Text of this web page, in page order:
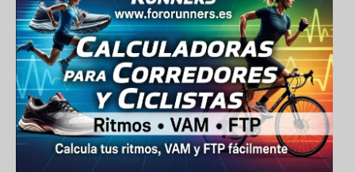
ps
C
h
a
n
n
el